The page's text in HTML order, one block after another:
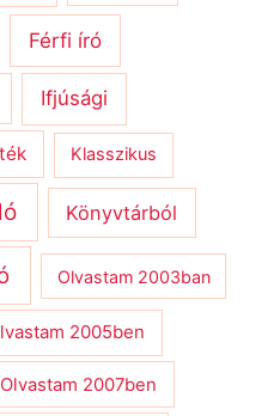
Férfi író
Ifjúsági
Klasszikus
Könyvtárból
Olvastam 2003ban
2005ben
Olvastam 2007ben